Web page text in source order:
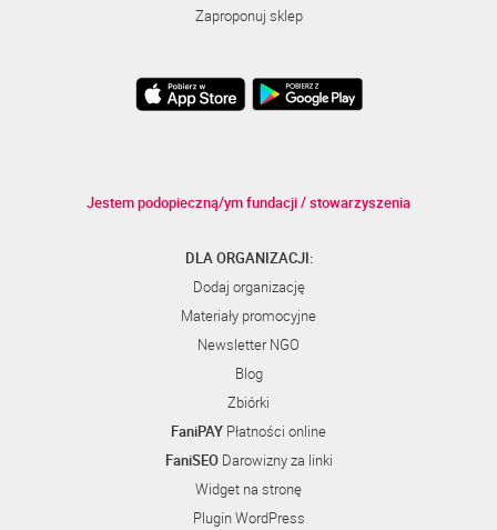
Zaproponuj sklep
Jestem podopieczną/ym fundacji / stowarzyszenia
DLA ORGANIZACJI:
Dodaj organizację
Materiały promocyjne
Newsletter NGO
Blog
Zbiórki
FaniPAY Płatności online
FaniSEODarowizny za linki
Widget na stronę
Plugin WordPress